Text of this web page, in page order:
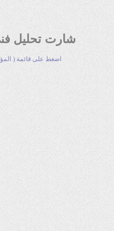
شارت تحليل فني ( 5 دقائق
اضغط على قائمة (